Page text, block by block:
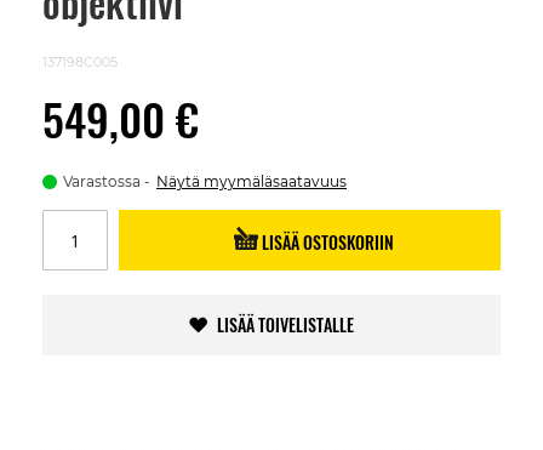
137198C005
549,00 €
Varastossa Näytä myymäläsaatavuus
LISÄÄ OSTOSKORIIN
LISÄÄ TOIVELISTALLE
beginning
images